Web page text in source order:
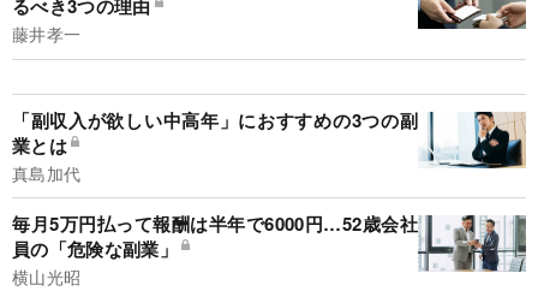
るべき3つの理由
藤井孝一
「副収入が欲しい中高年」におすすめの3つの副
業とは
真島加代
毎月5万円払って報酬は半年で6000円…52歳会社
員の「危険な副業」
横山光昭